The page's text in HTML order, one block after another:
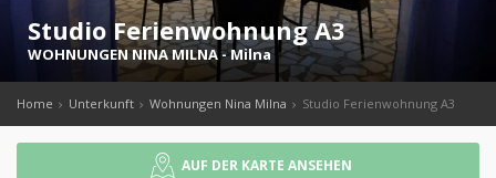
Studio Ferienwohnung A3
WOHNUNGEN NINA MILNA-Milna
Home Unterkunft Wohnungen Nina Milna Studio Ferienwohnung A3
AUF DER KARTE ANSEHEN